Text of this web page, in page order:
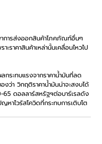
าการส่งออกสินค้าโภคภัณฑ์อื่นๆ
ราคาสินค้าเหล่านั้นเคลื่อนไหวไป
ระทบแรงจากราคาน้ำมันที่ลด
ว่า วิกฤติราคาน้ำมันน่าจะสงบได้
65 ดอลลาร์สหรัฐฯต่อบาร์เรลดัง
าไวรัสโควิดที่กระทบการเติบโต